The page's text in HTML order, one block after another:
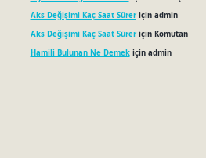
Aks Değişimi Kaç Saat Süreriçin admin
Aks Değişimi Kaç Saat Süreriçin Komutan
Hamili Bulunan Ne Demekiçin admin